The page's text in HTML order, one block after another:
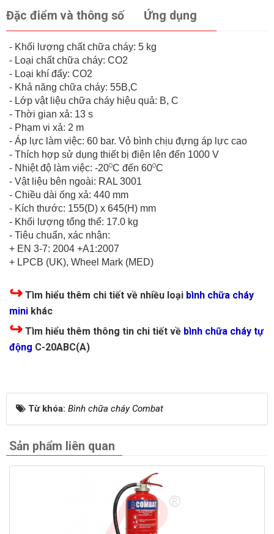
Đặc điểm và thông số Ứng dụng
- Khối lượng chất chữa cháy: 5 kg
- Loại chất chữa cháy: CO2
- Loại khí đẩy: CO2
- Khả năng chữa cháy: 55B,C
- Lớp vật liệu chữa cháy hiệu quả: B, C
- Thời gian xả: 13 s
- Phạm vi xả: 2 m
- Áp lực làm việc: 60 bar. Vỏ bình chịu đựng áp lực cao
- Thích hợp sử dụng thiết bị điện lên đến 1000 V
- Nhiệt độ làm việc: -20oC đến 60oC
- Vật liệu bên ngoài: RAL 3001
- Chiều dài ống xả: 440 mm
- Kích thước: 155(D) x 645(H) mm
- Khối lượng tổng thể: 17.0 kg
- Tiêu chuẩn, xác nhận:
+ EN 3-7: 2004 +A1:2007
+ LPCB (UK), Wheel Mark (MED)
↪ Tìm hiểu thêm chi tiết về nhiều loại bình chữa cháy
mini khác
↪ Tìm hiểu thêm thông tin chi tiết về bình chữa cháy tự
động C-20ABC(A)
Từ khóa: Bình chữa cháy Combat
Sản phẩm liên quan